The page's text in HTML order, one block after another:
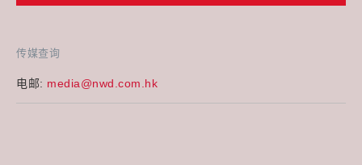
传媒查询
电邮: media@nwd.com.hk